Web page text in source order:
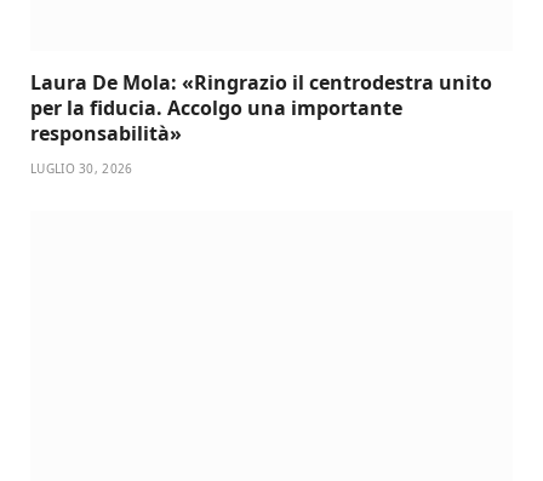
Laura De Mola: «Ringrazio il centrodestra unito
per la fiducia. Accolgo una importante
responsabilità»
LUGLIO 30, 2026